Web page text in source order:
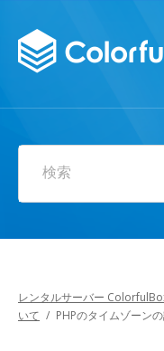
検索
レンタルサーバー
いて / PHPのタイムゾーン